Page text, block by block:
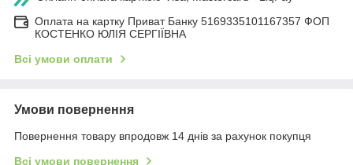
Оплата на картку Приват Банку 5169335101167357 ФОП
КОСТЕНКО ЮЛІЯ СЕРГІЇВНА
Всі умови оплати
Умови повернення
Повернення товару впродовж 14 днів за рахунок покупця
Всі умови повернення